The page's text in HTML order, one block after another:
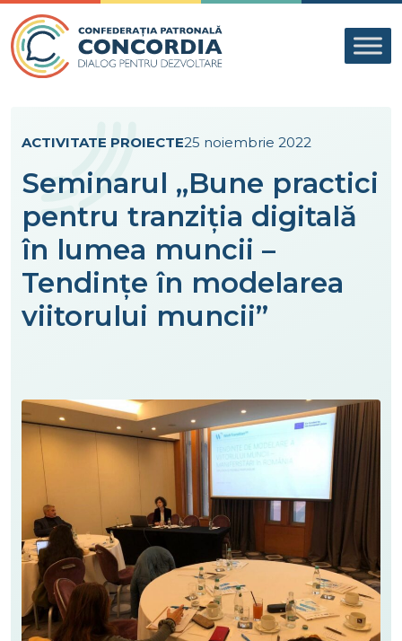
Skip to content
ACTIVITATE PROIECTE25 noiembrie 2022
Seminarul „Bune practici
pentru tranziția digitală
în lumea muncii –
Tendințe în modelarea
viitorului muncii”